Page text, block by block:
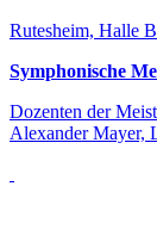
Rutesheim, Halle
Symphonische
Dozenten der
Alexander Mayer,